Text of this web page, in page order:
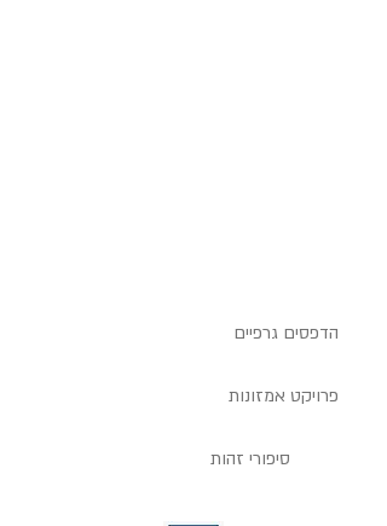
הדפסים גרפיים
פרויקט אמזונות
סיפורי זהות